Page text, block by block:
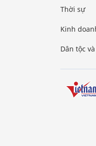
Thời sự
Kinh
Dân tộc